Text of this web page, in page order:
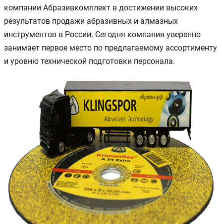
компании Абразивкомплект в достижении высоких
результатов продажи абразивных и алмазных
инструментов в России. Сегодня компания уверенно
занимает первое место по предлагаемому ассортименту
и уровню технической подготовки персонала.